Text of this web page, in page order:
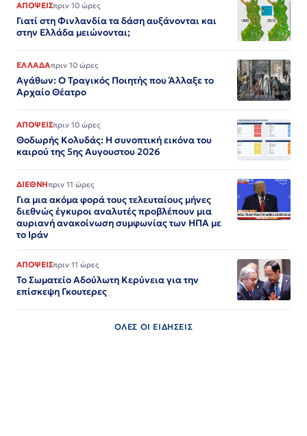
ΑΠΟΨΕΙΣπριν 10 ώρες
Γιατί στη Φινλανδία τα δάση αυξάνονται και
στην Ελλάδα μειώνονται;
ΕΛΛΑΔΑπριν 10 ώρες
Αγάθων: Ο Τραγικός Ποιητής που Άλλαξε το
Αρχαίο Θέατρο
ΑΠΟΨΕΙΣπριν 10 ώρες
Θοδωρής Κολυδάς: Η συνοπτική εικόνα του
καιρού της 5ης Αυγουστου 2026
ΔΙΕΘΝΗπριν 11 ώρες
Για μια ακόμα φορά τους τελευταίους μήνες
διεθνώς έγκυροι αναλυτές προβλέπουν μια
αυριανή ανακοίνωση συμφωνίας των ΗΠΑ με
το Ιράν
ΑΠΟΨΕΙΣπριν 11 ώρες
Το Σωματείο Αδούλωτη Κερύνεια για την
επίσκεψη Γκουτερες
ΟΛΕΣ ΟΙ ΕΙΔΗΣΕΙΣ